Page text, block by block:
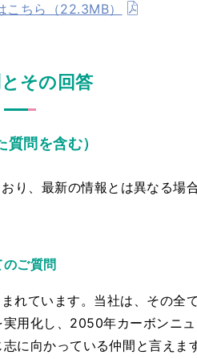
こちら（22.3MB）
その回答
問を含む）
り、最新の情報とは異なる場
ご質問
れています。当社は、その全
用化し、2050年カーボンニ
に向かっている仲間と言えます